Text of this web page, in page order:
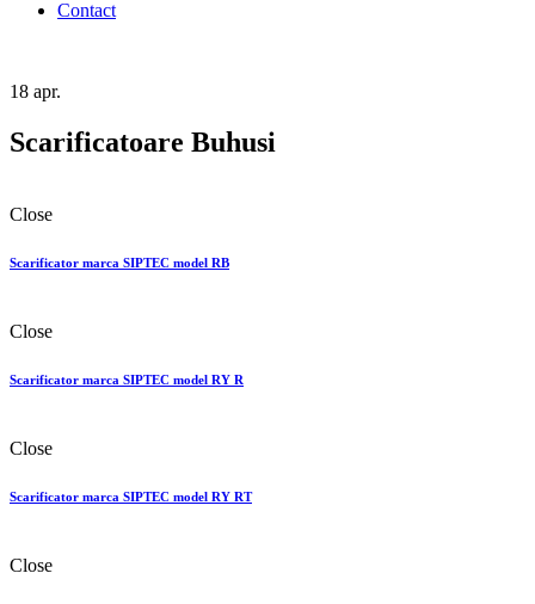
Contact
18 apr.
Scarificatoare Buhusi
Close
Scarificator marca SIPTEC model RB
Close
Scarificator marca SIPTEC model RY R
Close
Scarificator marca SIPTEC model RY RТ
Close